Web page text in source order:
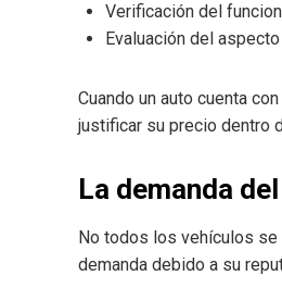
Verificación del
Evaluación del
Cuando un auto cuenta
justificar su precio dentro
La demanda
No todos los vehículos
demanda debido a su